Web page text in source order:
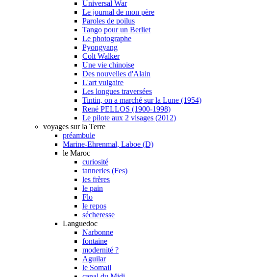
Universal War
Le journal de mon père
Paroles de poilus
Tango pour un Berliet
Le photographe
Pyongyang
Colt Walker
Une vie chinoise
Des nouvelles d'Alain
L'art vulgaire
Les longues traversées
Tintin, on a marché sur la Lune (1954)
René PELLOS (1900-1998)
Le pilote aux 2 visages (2012)
voyages sur la Terre
préambule
Marine-Ehrenmal, Laboe (D)
le Maroc
curiosité
tanneries (Fes)
les frères
le pain
Flo
le repos
sécheresse
Languedoc
Narbonne
fontaine
modernité ?
Aguilar
le Somail